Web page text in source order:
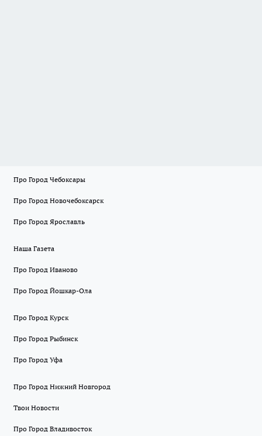
Про Город Чебоксары
Про Город Новочебоксарск
Про Город Ярославль
Наша Газета
Про Город Иваново
Про Город Йошкар-Ола
Про Город Курск
Про Город Рыбинск
Про Город Уфа
Про Город Нижний Новгород
Твои Новости
Про Город Владивосток